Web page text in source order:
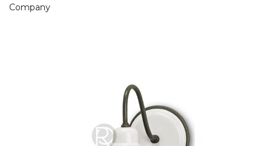
По типу
Уличное освещение
Company